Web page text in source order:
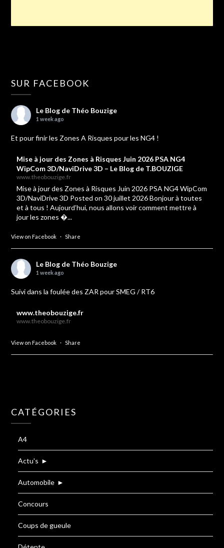
SUR FACEBOOK
Le Blog de Théo Bouzige
1 week ago
Et pour finir les Zones A Risques pour les NG4 !
Mise à jour des Zones à Risques Juin 2026 PSA NG4
WipCom 3D/NaviDrive 3D – Le Blog de T.BOUZIGE
www.theobouzige.fr
Mise à jour des Zones à Risques Juin 2026 PSA NG4 WipCom
3D/NaviDrive 3D Posted on 30 juillet 2026 Bonjour à toutes
et à tous ! Aujourd’hui, nous allons voir comment mettre à
jour les zones �...
View on Facebook · Share
Le Blog de Théo Bouzige
1 week ago
Suivi dans la foulée des ZAR pour SMEG / RT6
www.theobouzige.fr
www.theobouzige.fr
View on Facebook · Share
CATÉGORIES
A4
Actu's ►
Automobile ►
Concours
Coups de gueule